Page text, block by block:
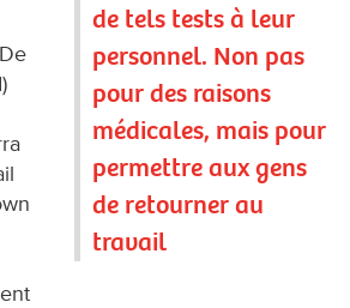
de tels tests à leur
personnel. Non pas
pour des raisons
médicales, mais pour
permettre aux gens
de retourner au
travail